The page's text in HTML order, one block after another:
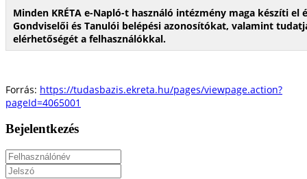
Minden KRÉTA e-Napló-t használó intézmény maga készíti el
Gondviselői és Tanulói belépési azonosítókat, valamint
elérhetőségét a felhasználókkal.
Forrás: https://tudasbazis.ekreta.hu/pages/viewpage.action?
pageId=4065001
Bejelentkezés